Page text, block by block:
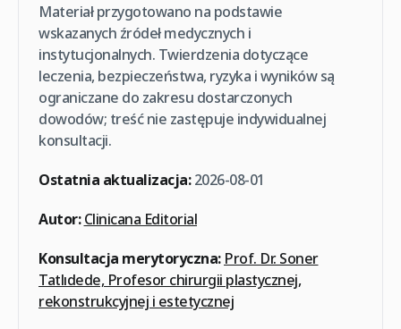
Materiał przygotowano na podstawie
wskazanych źródeł medycznych i
instytucjonalnych. Twierdzenia dotyczące
leczenia, bezpieczeństwa, ryzyka i wyników są
ograniczane do zakresu dostarczonych
dowodów; treść nie zastępuje indywidualnej
konsultacji.
Ostatnia aktualizacja:2026-08-01
Autor:Clinicana Editorial
Konsultacja merytoryczna: Prof. Dr. Soner
Tatlıdede, Profesor chirurgii plastycznej,
rekonstrukcyjnej i estetycznej